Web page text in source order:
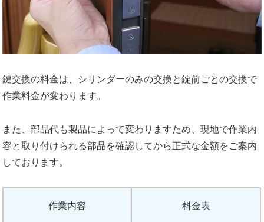
鍵交換の料金は、シリンダーのみの交換と錠前ごとの交換で
作業料金が変わります。
また、部品代も製品によって変わりますため、現地で作業内
容と取り付けられる部品を確認してから正式な金額をご案内
しております。
作業内容 料金表